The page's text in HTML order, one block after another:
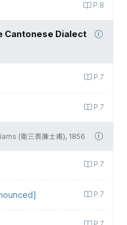
P.8
Cantonese Dialect
P.7
P.7
(衛三畏廉士甫), 1856
P.7
P.7